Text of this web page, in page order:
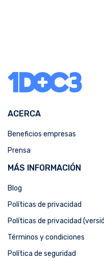
ACERCA
Beneficios empresas
Prensa
MÁS INFORMACIÓN
Blog
Políticas de privacidad
Políticas de privacidad
Términos y condiciones
Política de seguridad